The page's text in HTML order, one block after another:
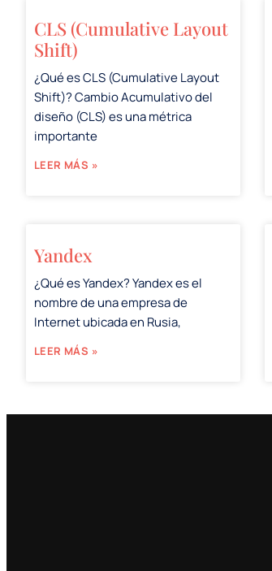
CLS (Cumulative Layout
Shift)
¿Qué es CLS (Cumulative Layout
Shift)? Cambio Acumulativo del
diseño (CLS) es una métrica
importante
LEER MÁS »
Yandex
¿Qué es Yandex? Yandex es el
nombre de una empresa de
Internet ubicada en Rusia,
LEER MÁS »